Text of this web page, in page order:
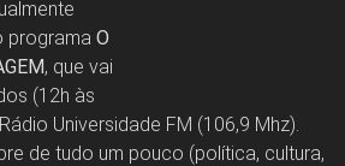
programa O
, que vai
(12h às
Universidade FM (106,9 Mhz).
de tudo um pouco (política, cultura,